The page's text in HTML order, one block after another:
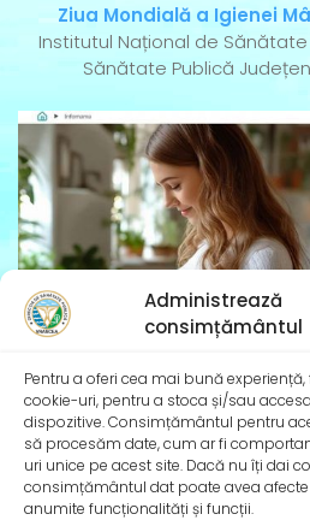
Administrează
consimțământul
Pentru a oferi cea mai bună
cookie-uri, pentru a stoca și/sau
dispozitive. Consimțământul pentru
să procesăm date, cum ar fi
uri unice pe acest site. Dacă nu îți dai
consimțământul dat poate avea
anumite funcționalități și funcții.
Ziua Mondială a Igienei
Institutul Național de
Sănătate Publică
InfoMama – Ghidul mamei pe
primul an de viață
De peste 35 de ani,
desfășoară activități dedicate